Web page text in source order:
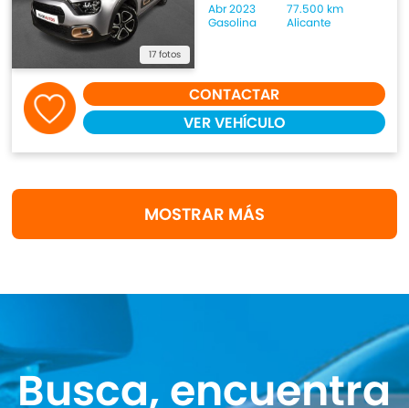
17 fotos
Abr 2023
77.500 km
Gasolina
Alicante
CONTACTAR
VER VEHÍCULO
MOSTRAR MÁS
Busca, encuentra